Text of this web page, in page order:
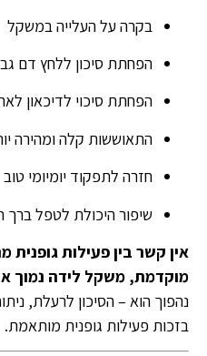
בקרה על העלייה במשקל
הפחתת סיכון ללחץ דם
הפחתת סיכוי לדיכאון
התאוששות קלה ומהירה
חזרה לתפקוד יומיומי טוב
שיפור היכולת לטפל ברך
אין קשר בין פעילות גופנית
מוקדמת, משקל לידה נמוך או
נהפוך הוא – הסיכון לרעלת,
בזכות פעילות גופנית מותאמת.